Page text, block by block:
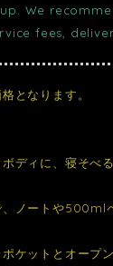
We
fees,
となります。
ディに、寝そべ
ノートや500ml
ケットとオープ